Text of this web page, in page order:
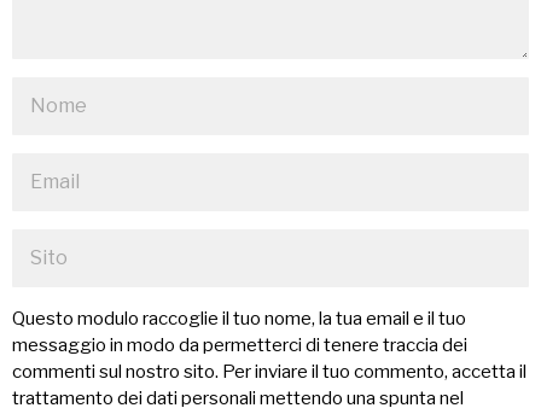
Questo modulo raccoglie il tuo nome, la tua email e il tuo
messaggio in modo da permetterci di tenere traccia dei
commenti sul nostro sito. Per inviare il tuo commento, accetta il
trattamento dei dati personali mettendo una spunta nel